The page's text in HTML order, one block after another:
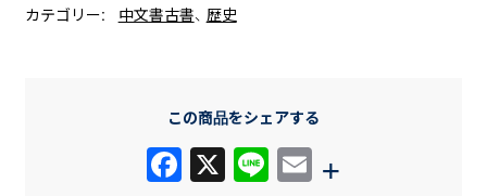
カテゴリー:
中文書古書、 歴史
この商品をシェアする
F X Li E
+